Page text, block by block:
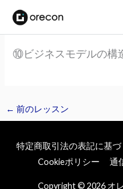
⑩ビジネスモデルの構
← 前のレッスン
特定商取引法の表記に基
Cookieポリシー
通
Copyright © 2026 オ